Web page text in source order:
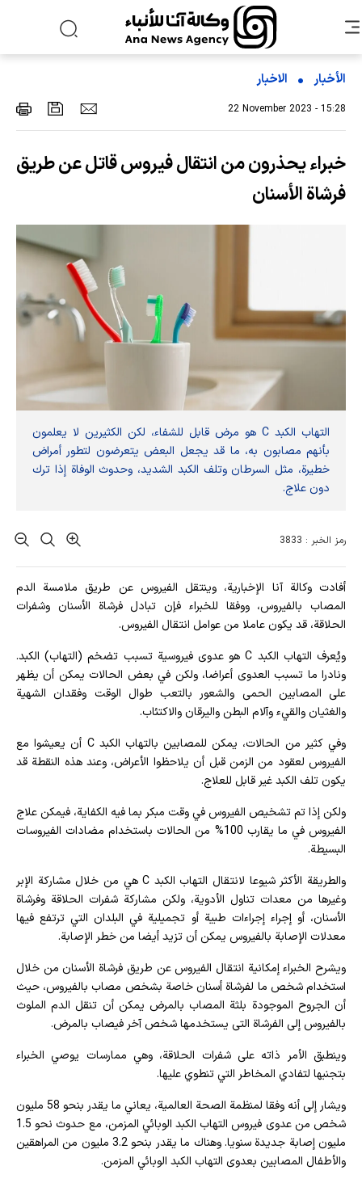
الأخبار الاخبار
22 November 2023 - 15:28
خبراء يحذرون من انتقال فيروس قاتل عن طريق
فرشاة الأسنان
التهاب الكبد C هو مرض قابل للشفاء، لكن الكثيرين لا يعلمون
بأنهم مصابون به، ما قد يجعل البعض يتعرضون لتطور أمراض
خطيرة، مثل السرطان وتلف الكبد الشديد، وحدوث الوفاة إذا ترك
دون علاج.
رمز الخبر : 3833
أفادت وکالة آنا الإخباریة، وينتقل الفيروس عن طريق ملامسة الدم
المصاب بالفيروس، ووفقا للخبراء فإن تبادل فرشاة الأسنان وشفرات
الحلاقة، قد يكون عاملا من عوامل انتقال الفيروس.
ويُعرف التهاب الكبد C هو عدوى فيروسية تسبب تضخم (التهاب) الكبد.
ونادرا ما تسبب العدوى أعراضا، ولكن في بعض الحالات يمكن أن يظهر
على المصابين الحمى والشعور بالتعب طوال الوقت وفقدان الشهية
والغثيان والقيء وآلام البطن واليرقان والاكتئاب.
وفي كثير من الحالات، يمكن للمصابين بالتهاب الكبد C أن يعيشوا مع
الفيروس لعقود من الزمن قبل أن يلاحظوا الأعراض، وعند هذه النقطة قد
يكون تلف الكبد غير قابل للعلاج.
ولكن إذا تم تشخيص الفيروس في وقت مبكر بما فيه الكفاية، فيمكن علاج
الفيروس في ما يقارب 100% من الحالات باستخدام مضادات الفيروسات
البسيطة.
والطريقة الأكثر شيوعا لانتقال التهاب الكبد C هي من خلال مشاركة الإبر
وغيرها من معدات تناول الأدوية، ولكن مشاركة شفرات الحلاقة وفرشاة
الأسنان، أو إجراء إجراءات طبية أو تجميلية في البلدان التي ترتفع فيها
معدلات الإصابة بالفيروس يمكن أن تزيد أيضا من خطر الإصابة.
ويشرح الخبراء إمكانية انتقال الفيروس عن طريق فرشاة الأسنان من خلال
استخدام شخص ما لفرشاة أسنان خاصة بشخص مصاب بالفيروس، حيث
أن الجروح الموجودة بلثة المصاب بالمرض يمكن أن تنقل الدم الملوث
بالفيروس إلى الفرشاة التى يستخدمها شخص آخر فيصاب بالمرض.
وينطبق الأمر ذاته على شفرات الحلاقة، وهي ممارسات يوصي الخبراء
بتجنبها لتفادي المخاطر التي تنطوي عليها.
ويشار إلى أنه وفقا لمنظمة الصحة العالمية، يعاني ما يقدر بنحو 58 مليون
شخص من عدوى فيروس التهاب الكبد الوبائي المزمن، مع حدوث نحو 1.5
مليون إصابة جديدة سنويا. وهناك ما يقدر بنحو 3.2 مليون من المراهقين
والأطفال المصابين بعدوى التهاب الكبد الوبائي المزمن.